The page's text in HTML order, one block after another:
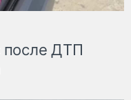
после ДТП